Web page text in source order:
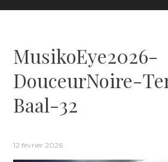
MusikoEye2026-
DouceurNoire-
Baal-32
12 février 2026